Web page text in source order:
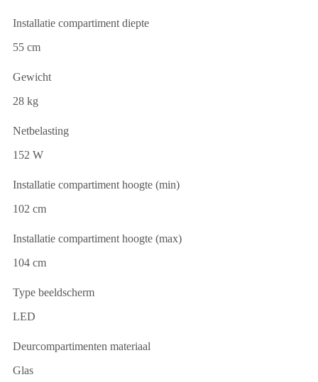
Installatie compartiment diepte
55 cm
Gewicht
28 kg
Netbelasting
152 W
Installatie compartiment hoogte (min)
102 cm
Installatie compartiment hoogte (max)
104 cm
Type beeldscherm
LED
Deurcompartimenten materiaal
Glas